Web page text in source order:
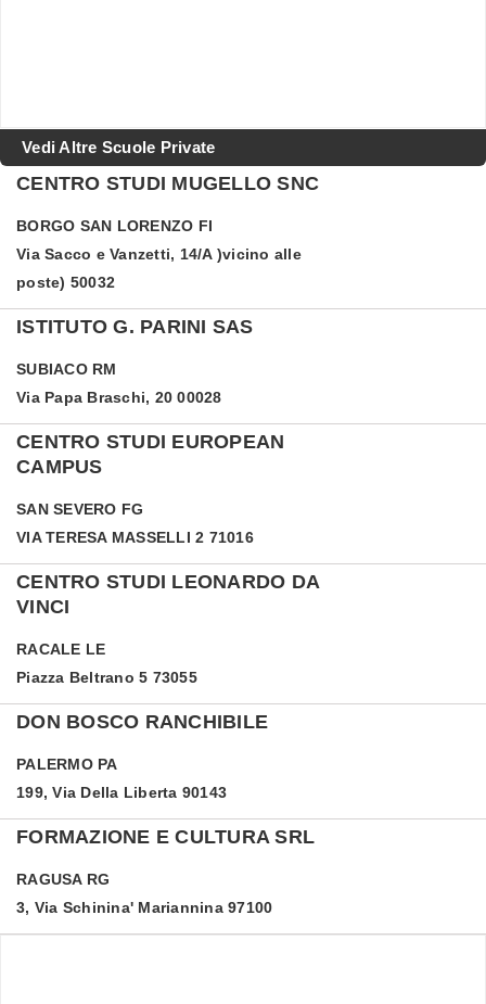
Vedi Altre Scuole Private
CENTRO STUDI MUGELLO SNC
BORGO SAN LORENZO FI
Via Sacco e Vanzetti, 14/A )vicino alle
poste) 50032
ISTITUTO G. PARINI SAS
SUBIACO RM
Via Papa Braschi, 20 00028
CENTRO STUDI EUROPEAN
CAMPUS
SAN SEVERO FG
VIA TERESA MASSELLI 2 71016
CENTRO STUDI LEONARDO DA
VINCI
RACALE LE
Piazza Beltrano 5 73055
DON BOSCO RANCHIBILE
PALERMO PA
199, Via Della Liberta 90143
FORMAZIONE E CULTURA SRL
RAGUSA RG
3, Via Schinina' Mariannina 97100